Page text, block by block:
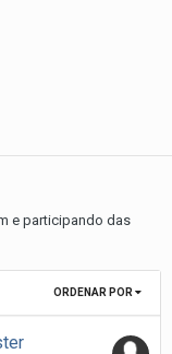
e participando das
ORDENAR POR